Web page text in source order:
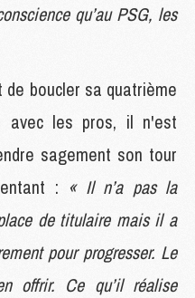
qu’au PSG, les
de boucler sa quatrième
avec les pros, il n'est
sagement son tour
: « Il n’a pas la
de titulaire mais il a
pour progresser. Le
offrir. Ce qu’il réalise